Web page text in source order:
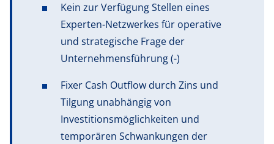
Kein zur Verfügung Stellen eines
Experten-Netzwerkes für operative
und strategische Frage der
Unternehmensführung (-)
Fixer Cash Outflow durch Zins und
Tilgung unabhängig von
Investitionsmöglichkeiten und
temporären Schwankungen der